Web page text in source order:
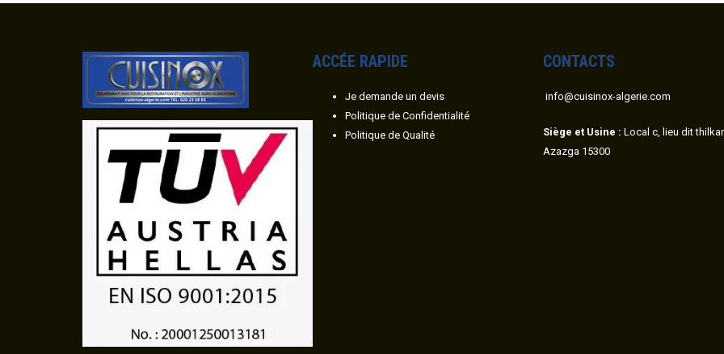
ACCÉE RAPIDE
Je demande un devis
Politique de Confidentialité
Politique de Qualité
CONTACTS
info@cuisinox-algerie.com
Siège et Usine : Local c, lieu dit
Azazga 15300